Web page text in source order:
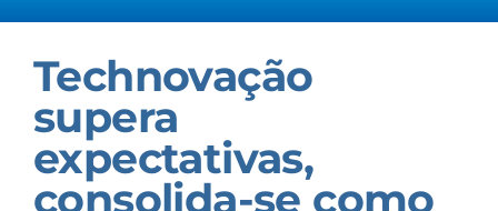
Technovação
supera
expectativas,
consolida-se como